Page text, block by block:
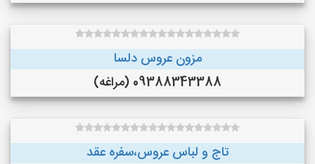
مزون عروس دلسا
09388343388 (مراغه)
تاج و لباس عروس،سفره عقد